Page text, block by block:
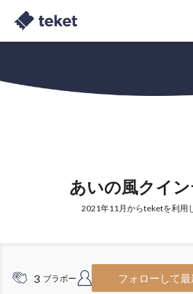
あいの風クイン
2021年11月からteketを利用
3 ブラボー フォロワー
フォローして